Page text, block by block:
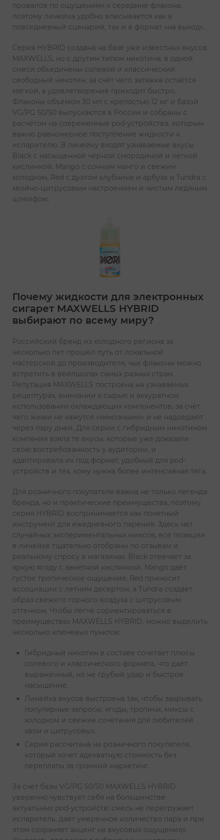
провалов по ощущениям к середине флакона,
поэтому линейка удобно вписывается как в
повседневный сценарий, так и в формат «на выход».
Серия HYBRID создана на базе уже известных вкусов
MAXWELLS, но с другим типом никотина: в одной
смеси объединены солевой и классический
свободный никотин, за счёт чего затяжка остаётся
мягкой, а удовлетворение приходит быстро.
Флаконы объёмом 30 мл с крепостью 12 мг и базой
VG/PG 50/50 выпускаются в России и собраны с
расчётом на современные pod-устройства, которым
важно равномерное поступление жидкости к
испарителю. В линейку входят узнаваемые вкусы
Black с насыщенной чёрной смородиной и лёгкой
кислинкой, Mango с сочным манго и свежим
холодком, Red с дуэтом клубники и арбуза и Tundra с
хвойно-цитрусовым настроением и чистым ледяным
шлейфом.
Почему жидкости для электронных
сигарет MAXWELLS HYBRID
выбирают по всему миру?
Российский бренд из холодного региона за
несколько лет прошёл путь от локальной
мастерской до производителя, чьи флаконы можно
встретить в вейпшопах самых разных стран.
Репутация MAXWELLS построена на узнаваемых
рецептурах, внимании к сырью и аккуратном
использовании охлаждающих компонентов, за счёт
чего жижи не кажутся «химозными» и не надоедают
через пару дней. Для серии с гибридным никотином
компания взяла те вкусы, которые уже доказали
свою востребованность у аудитории, и
адаптировала их под формат, удобный для pod-
устройств и тех, кому нужна более интенсивная тяга.
Для розничного покупателя важна не только легенда
бренда, но и практические преимущества, поэтому
серия HYBRID воспринимается как понятный
инструмент для ежедневного парения. Здесь нет
случайных экспериментальных миксов, все позиции
в линейке тщательно отобраны по отзывам и
реальному спросу в магазинах. Black отвечает за
яркую ягоду с заметной кислинкой, Mango даёт
густое тропическое ощущение, Red приносит
ассоциации с летним десертом, а Tundra создаёт
образ свежего горного воздуха с цитрусовым
оттенком. Чтобы легче сориентироваться в
преимуществах MAXWELLS HYBRID, можно выделить
несколько ключевых пунктов:
Гибридный никотин в составе сочетает плюсы
солевого и классического формата, что даёт
выраженный, но не грубый удар и быстрое
насыщение.
Линейка вкусов выстроена так, чтобы закрывать
популярные запросы: ягоды, тропики, миксы с
холодком и свежие сочетания для любителей
хвои и цитрусовых.
Серия рассчитана на розничного покупателя,
который хочет адекватную стоимость без
переплаты за громкий маркетинг.
За счёт базы VG/PG 50/50 MAXWELLS HYBRID
уверенно чувствует себя на большинстве
актуальных pod-устройств: смесь не перегружает
испаритель, даёт умеренное количество пара и при
этом сохраняет акцент на вкусовых ощущениях.